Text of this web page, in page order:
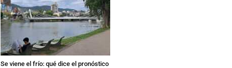
Se viene el frío: qué dice el pronóstico